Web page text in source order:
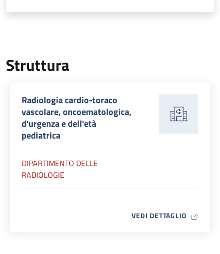
Struttura
Radiologia cardio-toraco
vascolare, oncoematologica,
d'urgenza e dell'età
pediatrica
DIPARTIMENTO DELLE
RADIOLOGIE
VEDI DETTAGLIO MAP ICON